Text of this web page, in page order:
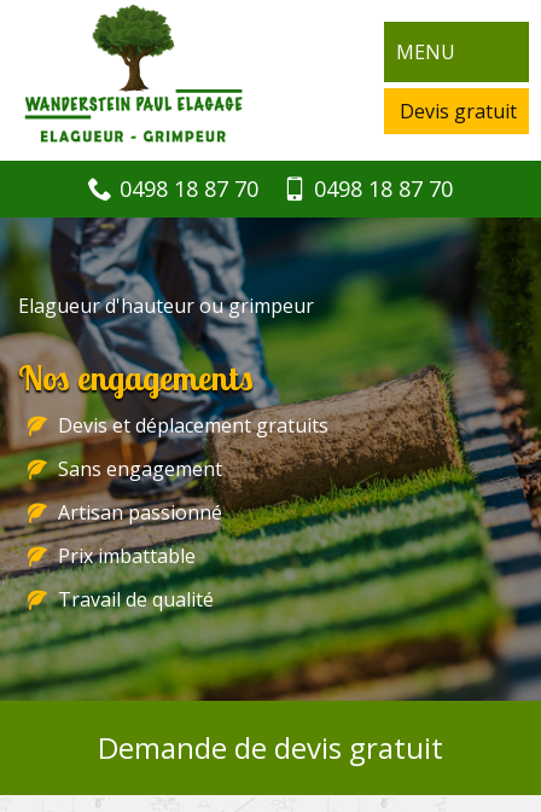
MENU
Devis gratuit
0498 18 87 70 0498 18 87 70
Elagueur d'hauteur ou grimpeur
Nos engagements
Devis et déplacement gratuits
Sans engagement
Artisan passionné
Prix imbattable
Travail de qualité
Demande de devis gratuit